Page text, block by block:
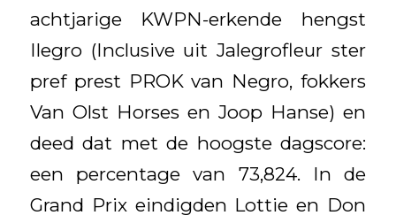
achtjarige KWPN-erkende hengst
Ilegro (Inclusive uit Jalegrofleur ster
pref prest PROK van Negro, fokkers
Van Olst Horses en Joop Hanse) en
deed dat met de hoogste dagscore:
een percentage van 73,824. In de
Grand Prix eindigden Lottie en Don